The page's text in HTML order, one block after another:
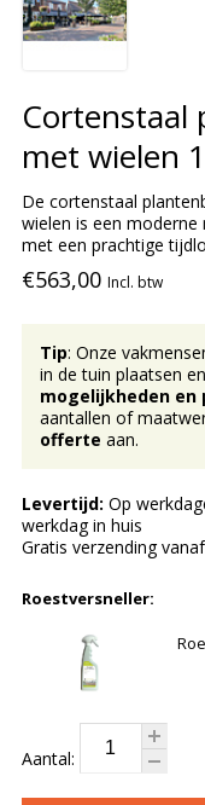
Cortenstaal
met wielen
De cortenstaal
wielen is een
met een prachtige
€563,00 Incl. btw
Tip: Onze
in de tuin plaatsen
mogelijkheden en
aantallen of
offerte aan.
Levertijd: Op
werkdag in huis
Gratis verzending
Roestversneller:
Aantal: